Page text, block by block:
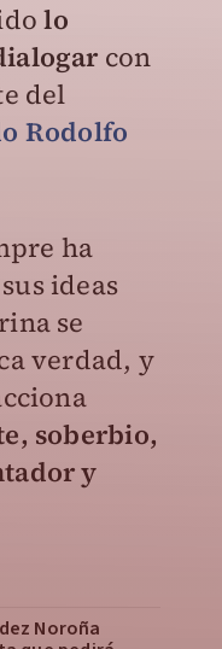
lo
con
del
Rodolfo
ha
ideas
se
verdad, y
soberbio,
y
Noroña